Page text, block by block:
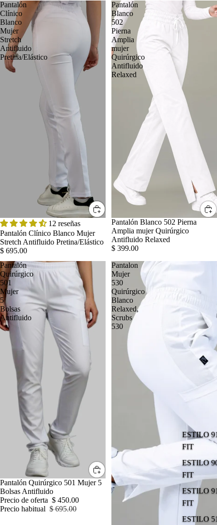
ESTILO
FIT
ESTILO
FIT
ESTILO
FIT
ESTILO
Pantalón
Clínico
Blanco
Mujer
Stretch
Antifluido
Pretina/Elástico
12 reseñas
Pantalón Clínico Blanco Mujer
Stretch Antifluido Pretina/Elástico
$ 695.00
Pantalón
Blanco
502
Pierna
Amplia
mujer
Quirúrgico
Antifluido
Relaxed
Pantalón Blanco 502 Pierna
Amplia mujer Quirúrgico
Antifluido Relaxed
$ 399.00
Pantalón
Quirúrgico
501
Mujer
5
Bolsas
Antifluido
OFERTA
Pantalón Quirúrgico 501 Mujer 5
Bolsas Antifluido
Precio de oferta $ 450.00
Precio habitual $ 695.00
Pantalon
Mujer
530
Quirúrgico
Blanco
Relaxed,
Scrubs
530